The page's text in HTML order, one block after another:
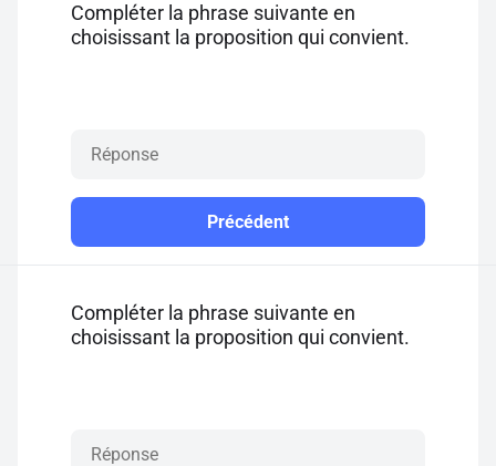
Compléter la phrase suivante en
choisissant la proposition qui convient.
Précédent
Compléter la phrase suivante en
choisissant la proposition qui convient.